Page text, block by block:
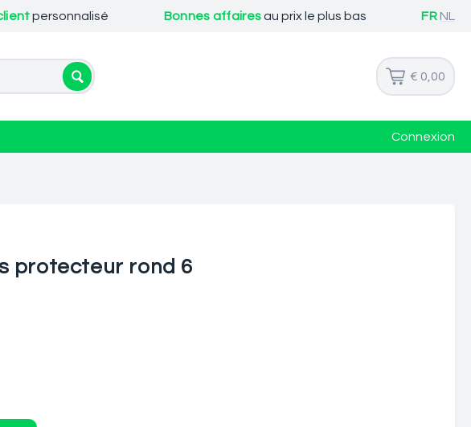
personnalisé Bonnes affairesau prix le plus bas FR NL
€ 0,00
Connexion
protecteur rond 6